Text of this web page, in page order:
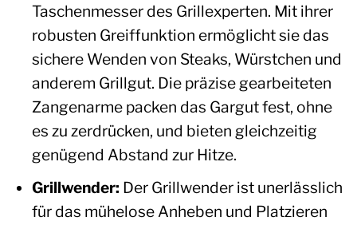
Taschenmesser des Grillexperten. Mit ihrer
robusten Greiffunktion ermöglicht sie das
sichere Wenden von Steaks, Würstchen und
anderem Grillgut. Die präzise gearbeiteten
Zangenarme packen das Gargut fest, ohne
es zu zerdrücken, und bieten gleichzeitig
genügend Abstand zur Hitze.
Grillwender: Der Grillwender ist unerlässlich
für das mühelose Anheben und Platzieren